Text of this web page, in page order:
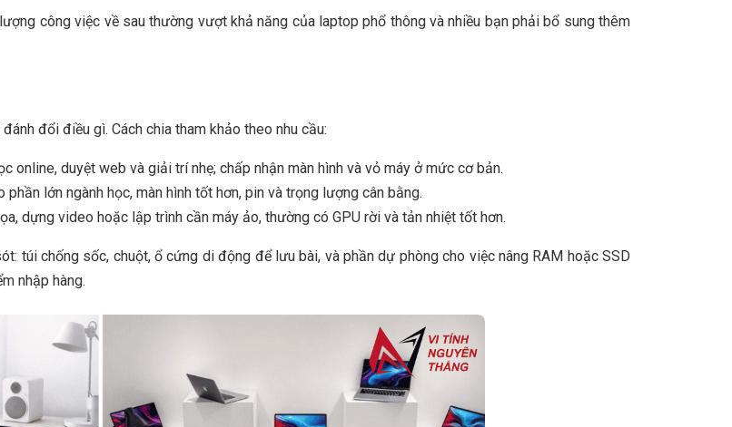
công việc về sau thường vượt khả năng của laptop phổ thông và nhiều bạn phải bổ sung thêm
đổi điều gì. Cách chia tham khảo theo nhu cầu:
online, duyệt web và giải trí nhẹ; chấp nhận màn hình và vỏ máy ở mức cơ bản.
phần lớn ngành học, màn hình tốt hơn, pin và trọng lượng cân bằng.
dựng video hoặc lập trình cần máy ảo, thường có GPU rời và tản nhiệt tốt hơn.
túi chống sốc, chuột, ổ cứng di động để lưu bài, và phần dự phòng cho việc nâng RAM hoặc SSD
nhập hàng.